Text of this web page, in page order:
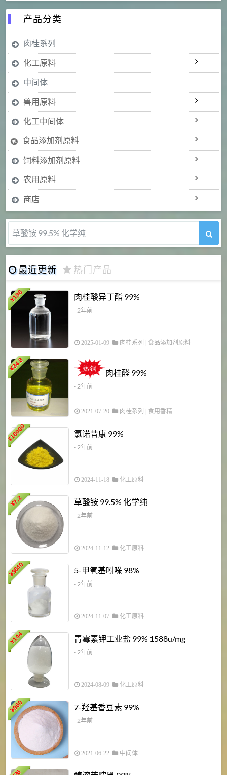
产品分类
肉桂系列
化工原料
中间体
兽用原料
化工中间体
食品添加剂原料
饲料添加剂原料
农用原料
商店
5-甲氧基吲哚 98%
最近更新 热门产品
¥
198 肉桂酸异丁酯 99%
- 2年前
2025-01-09 肉桂系列 食品添加剂原料
¥
34.8
肉桂醛 99%
- 2年前
2021-07-20 肉桂系列 食用香精
¥
18000 氯诺昔康 99%
- 2年前
2024-11-18 化工原料
¥
7.2 草酸铵 99.5% 化学纯
- 2年前
2024-11-12 化工原料
¥
3840 5-甲氧基吲哚 98%
- 2年前
2024-11-07 化工原料
¥
144 青霉素钾工业盐 99% 1588u/mg
- 2年前
2024-08-09 化工原料
¥
960 7-羟基香豆素 99%
- 2年前
2021-06-22 中间体